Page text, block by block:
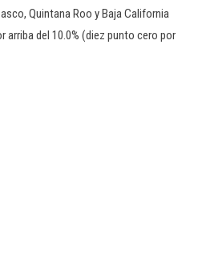
Quintana Roo y Baja California
arriba del 10.0% (diez punto cero por